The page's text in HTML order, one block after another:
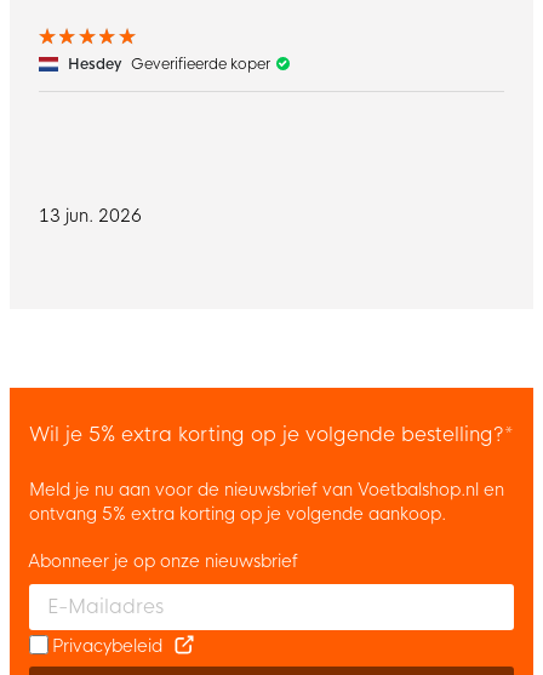
13 jun. 2026
Hesdey Geverifieerde koper
Wil je 5% extra korting op je volgende bestelling?*
Meld je nu aan voor de nieuwsbrief van Voetbalshop.nl en
ontvang 5% extra korting op je volgende aankoop.
Enter your email and accept the privacy policy to subscribe to
Abonneer je op onze nieuwsbrief
Privacybeleid